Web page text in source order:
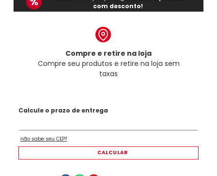
com desconto!
Compre e retire na loja
Compre seu produtos e retire na loja sem
taxas